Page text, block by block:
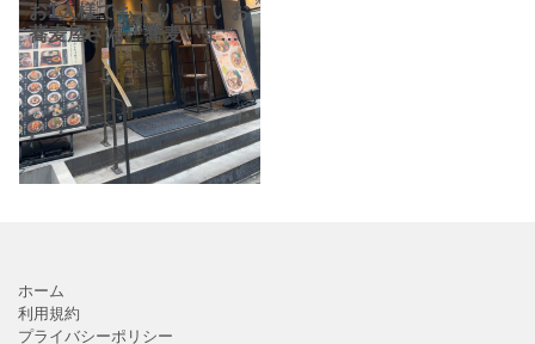
お1人様でも入りやすいお
蕎麦屋さん「蕎麦いまゐ
自由が丘店」いまいさん
です。店内はウッドとブ
ラックのおしゃれでシッ
クなテイスト。パーテー
ション仕切りが細かくさ
れて
ホーム
利用規約
プライバシーポリシー